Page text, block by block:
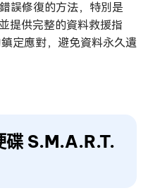
誤修復的方法，特別是
提供完整的資料救援指
定應對，避免資料永久遺
碟 S.M.A.R.T.